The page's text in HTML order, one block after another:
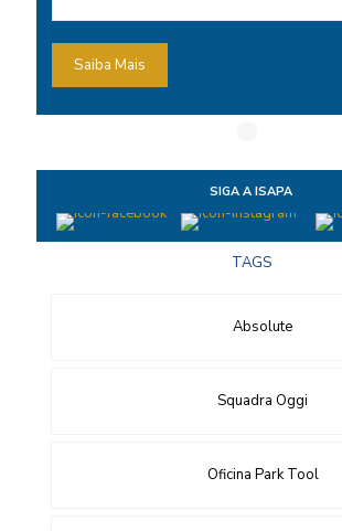
SIGA A ISAPA
TAGS
Absolute
Squadra Oggi
Oficina Park Tool